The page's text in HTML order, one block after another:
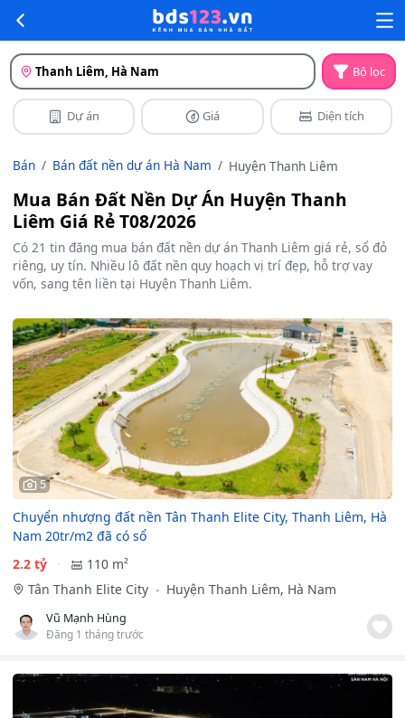
Thanh Liêm, Hà Nam Bộ lọc
Dự án Giá Diện tích
Bán Bán đất nền dự án Hà Nam Huyện Thanh Liêm
Mua Bán Đất Nền Dự Án Huyện Thanh
Liêm Giá Rẻ T08/2026
Có 21 tin đăng mua bán đất nền dự án Thanh Liêm giá rẻ, sổ đỏ
riêng, uy tín. Nhiều lô đất nền quy hoạch vị trí đẹp, hỗ trợ vay
vốn, sang tên liền tại Huyện Thanh Liêm.
5
Chuyển nhượng đất nền Tân Thanh Elite City, Thanh Liêm, Hà
Nam 20tr/m2 đã có sổ
2.2 tỷ
110 m²
Tân Thanh Elite City
Huyện Thanh Liêm, Hà Nam
Vũ Mạnh Hùng
Đăng 1 tháng trước